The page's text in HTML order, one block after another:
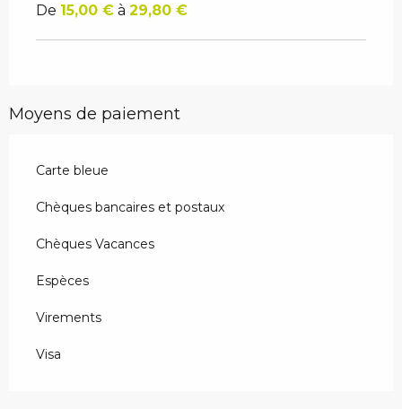
De 15,00 € à 29,80 €
Moyens de paiement
Carte bleue
Chèques bancaires et postaux
Chèques Vacances
Espèces
Virements
Visa